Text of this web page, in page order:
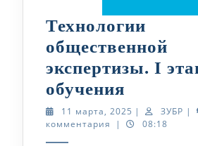
Технологии
общественной
экспертизы. I
обучения
11 марта, 2025 11
марта,
| ЗУБР |
комментария
| 08:18